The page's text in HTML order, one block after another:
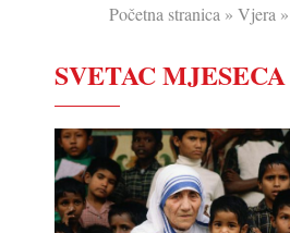
Početna stranica » Vjera »
SVETAC MJESECA